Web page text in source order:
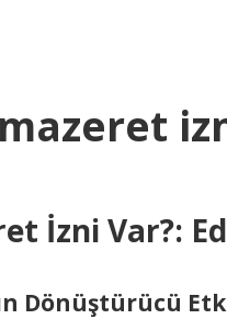
İzni Var?:
Dönüştürücü